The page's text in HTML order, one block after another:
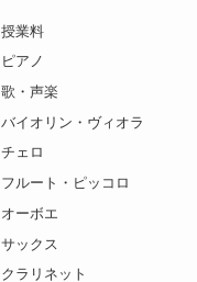
授業料
ピアノ
歌・声楽
バイオリン・ヴィオラ
チェロ
フルート・ピッコロ
オーボエ